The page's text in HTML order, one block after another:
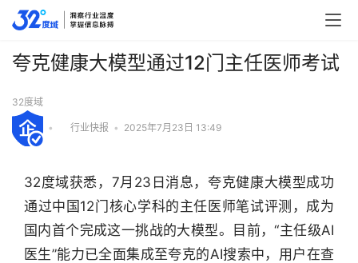
夸克健康大模型通过12门主任医师考试
32度域
• 行业快报 • 2025年7月23日 13:49
32度域获悉，7月23日消息，夸克健康大模型成功
通过中国12门核心学科的主任医师笔试评测，成为
国内首个完成这一挑战的大模型。目前，“主任级AI
医生”能力已全面集成至夸克的AI搜索中，用户在查